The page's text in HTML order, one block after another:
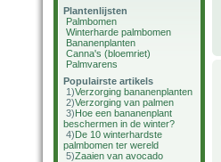
Plantenlijsten
Palmbomen
Winterharde palmbomen
Bananenplanten
Canna's (bloemriet)
Palmvarens
Populairste artikels
1)Verzorging bananenplanten
2)Verzorging van palmen
3)Hoe een bananenplant
beschermen in de winter?
4)De 10 winterhardste
palmbomen ter wereld
5)Zaaien van avocado